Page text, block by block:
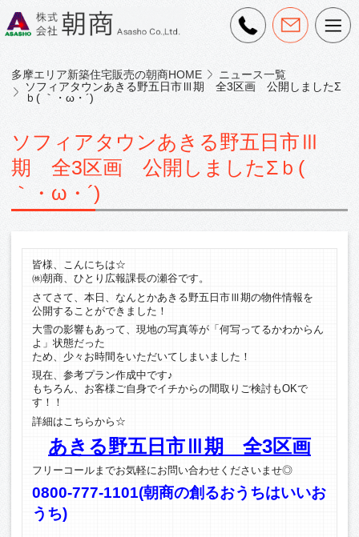
多摩エリア新築住宅販売の朝商HOME
ニュース一覧
ソフィアタウンあきる野五日市Ⅲ期 全3区画 公開しましたΣ
ｂ( ｀・ω・´)
ソフィアタウンあきる野五日市Ⅲ
期 全3区画 公開しましたΣｂ(
｀・ω・´)
皆様、こんにちは☆
㈱朝商、ひとり広報課長の瀬谷です。
さてさて、本日、なんとかあきる野五日市Ⅲ期の物件情報を
公開することができました！
大雪の影響もあって、現地の写真等が「何写ってるかわからん
よ」状態だった
ため、少々お時間をいただいてしまいました！
現在、参考プラン作成中です♪
もちろん、お客様ご自身でイチからの間取りご検討もOKで
す！！
詳細はこちらから☆
あきる野五日市Ⅲ期 全3区画
フリーコールまでお気軽にお問い合わせくださいませ◎
0800-777-1101(朝商の創るおうちはいいお
うち)